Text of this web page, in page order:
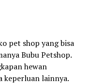
pet shop yang bisa
Bubu Petshop.
hewan
keperluan lainnya.